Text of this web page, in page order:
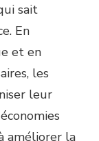
sait
En
et en
les
leur
améliorer la